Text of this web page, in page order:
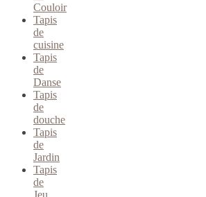
Couloir
Tapis
de
cuisine
Tapis
de
Danse
Tapis
de
douche
Tapis
de
Jardin
Tapis
de
Jeu